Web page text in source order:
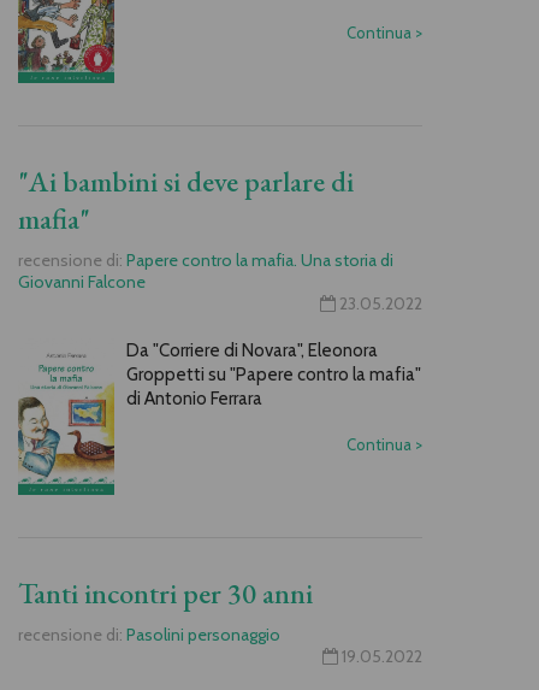
Continua >
"Ai bambini si deve parlare di
mafia"
recensione di: Papere contro la mafia. Una storia di
Giovanni Falcone
23.05.2022
Da "Corriere di Novara", Eleonora
Groppetti su "Papere contro la mafia"
di Antonio Ferrara
Continua >
Tanti incontri per 30 anni
recensione di: Pasolini personaggio
19.05.2022